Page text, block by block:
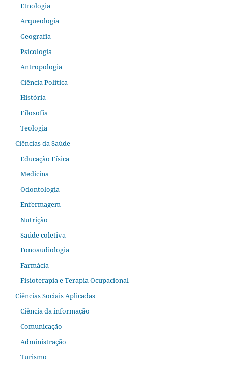
Etnologia
Arqueologia
Geografia
Psicologia
Antropologia
Ciência Política
História
Filosofia
Teologia
Ciências da Saúde
Educação Física
Medicina
Odontologia
Enfermagem
Nutrição
Saúde coletiva
Fonoaudiologia
Farmácia
Fisioterapia e Terapia Ocupacional
Ciências Sociais Aplicadas
Ciência da informação
Comunicação
Administração
Turismo